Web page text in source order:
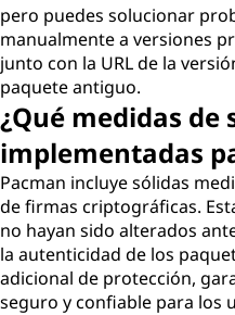
pero puedes solucionar
manualmente a versiones
junto con la URL de la
paquete antiguo.
¿Qué medidas
implementadas
Pacman incluye sólidas
de firmas criptográficas.
no hayan sido alterados
la autenticidad de los
adicional de protección,
seguro y confiable para los